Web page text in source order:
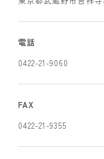
電話
0422-21-9060
FAX
0422-21-9355